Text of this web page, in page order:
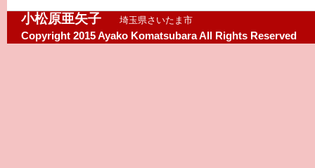
小松原亜矢子 埼玉県さいたま市
Copyright 2015 Ayako Komatsubara All Rights Reserved